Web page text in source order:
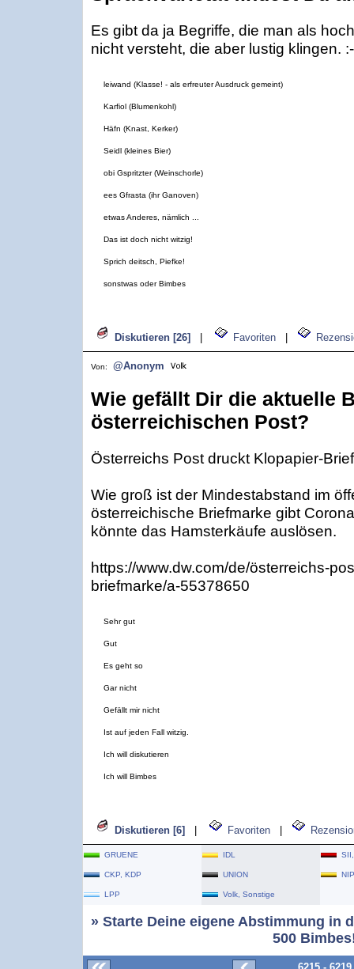
Es gibt da ja Begriffe, die man als
nicht versteht, die aber lustig klingen.
leiwand (Klasse! - als erfreuter Ausdruck gemeint)
Karfiol (Blumenkohl)
Häfn (Knast, Kerker)
Seidl (kleines Bier)
obi Gspritzter (Weinschorle)
ees Gfrasta (ihr Ganoven)
etwas Anderes, nämlich ...
Das ist doch nicht witzig!
Sprich deitsch, Piefke!
sonstwas oder Bimbes
Diskutieren [26] Favoriten
Von: @Anonym
Wie gefällt Dir die aktuelle
österreichischen Post?
Österreichs Post druckt Klopapier-
Wie groß ist der Mindestabstand im
österreichische Briefmarke gibt
könnte das Hamsterkäufe auslösen.
https://www.dw.com/de/österreichs-
briefmarke/a-55378650
Sehr gut
Gut
Es geht so
Gar nicht
Gefällt mir nicht
Ist auf jeden Fall witzig.
Ich will diskutieren
Ich will Bimbes
Diskutieren [6] Favoriten
GRUENE IDL
CKP, KDP UNION NIP
LPP Volk, Sonstige
» Starte Deine eigene Abstimmung in
500